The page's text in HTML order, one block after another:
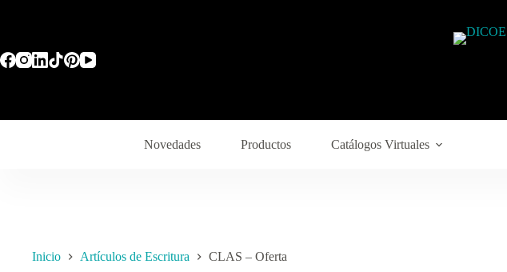
Novedades Productos Catálogos Virtuales
Inicio Artículos de Escritura CLAS – Oferta